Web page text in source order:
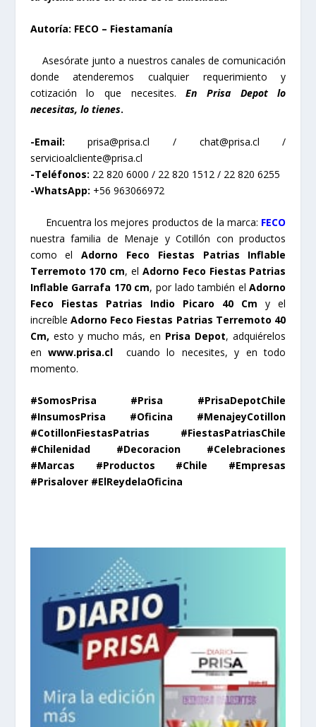
Autoría: FECO – Fiestamanía
Asesórate junto a nuestros canales de comunicación
donde atenderemos cualquier requerimiento y
cotización lo que necesites.En Prisa Depot lo
necesitas, lo tienes.
-Email:prisa@prisa.cl / chat@prisa.cl /
servicioalcliente@prisa.cl
-Teléfonos: 22 820 6000 / 22 820 1512 / 22 820 6255
-WhatsApp: +56 963066972
Encuentra los mejores productos de la marca: FECO
nuestra familia de Menaje y Cotillón con productos
como elAdorno Feco Fiestas Patrias Inflable
Terremoto 170 cm, el Adorno Feco Fiestas Patrias
Inflable Garrafa 170 cm, por lado también el Adorno
Feco Fiestas Patrias Indio Picaro 40 Cmy el
increíble Adorno Feco Fiestas Patrias Terremoto 40
Cm, esto y mucho más, en Prisa Depot, adquiérelos
enwww.prisa.cl
cuando lo necesites, y en todo
momento.
#SomosPrisa #Prisa #PrisaDepotChile
#InsumosPrisa #Oficina #MenajeyCotillon
#CotillonFiestasPatrias #FiestasPatriasChile
#Chilenidad #Decoracion #Celebraciones
#Marcas #Productos #Chile #Empresas
#Prisalover #ElReydelaOficina